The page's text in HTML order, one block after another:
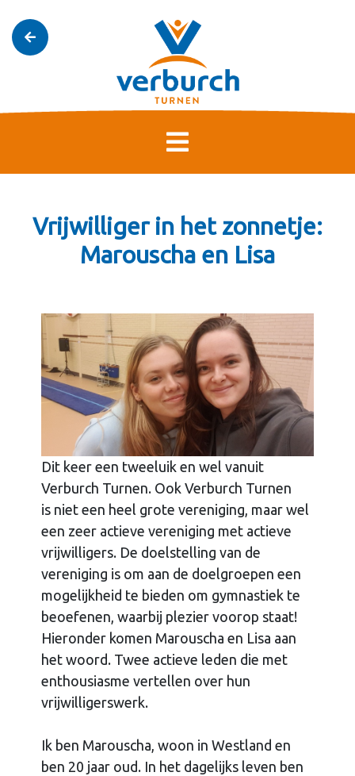
Vrijwilliger in het zonnetje:
Marouscha en Lisa
Dit keer een tweeluik en wel vanuit
Verburch Turnen. Ook Verburch Turnen
is niet een heel grote vereniging, maar wel
een zeer actieve vereniging met actieve
vrijwilligers. De doelstelling van de
vereniging is om aan de doelgroepen een
mogelijkheid te bieden om gymnastiek te
beoefenen, waarbij plezier voorop staat!
Hieronder komen Marouscha en Lisa aan
het woord. Twee actieve leden die met
enthousiasme vertellen over hun
vrijwilligerswerk.
Ik ben Marouscha, woon in Westland en
ben 20 jaar oud. In het dagelijks leven ben